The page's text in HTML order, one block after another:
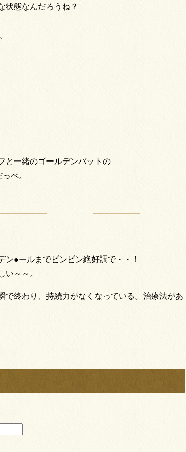
状態なんだろうね？
と一緒のゴールデンバットの
ぺ。
●ールまでビンビン絶好調で・・！
い～～。
で終わり、持続力がなくなっている。治療法があ